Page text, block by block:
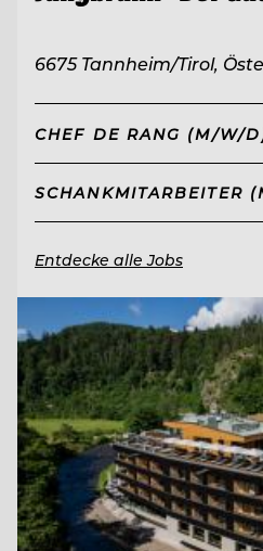
6675 Tannheim/Tirol,
CHEF DE RANG (M/W/
SCHANKMITARBEITER
Entdecke alle Jobs